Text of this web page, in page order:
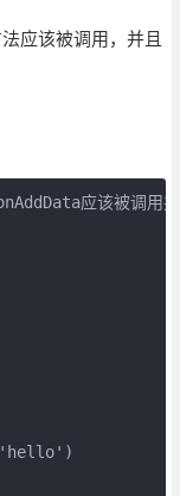
应该被调用，并且
应该被调